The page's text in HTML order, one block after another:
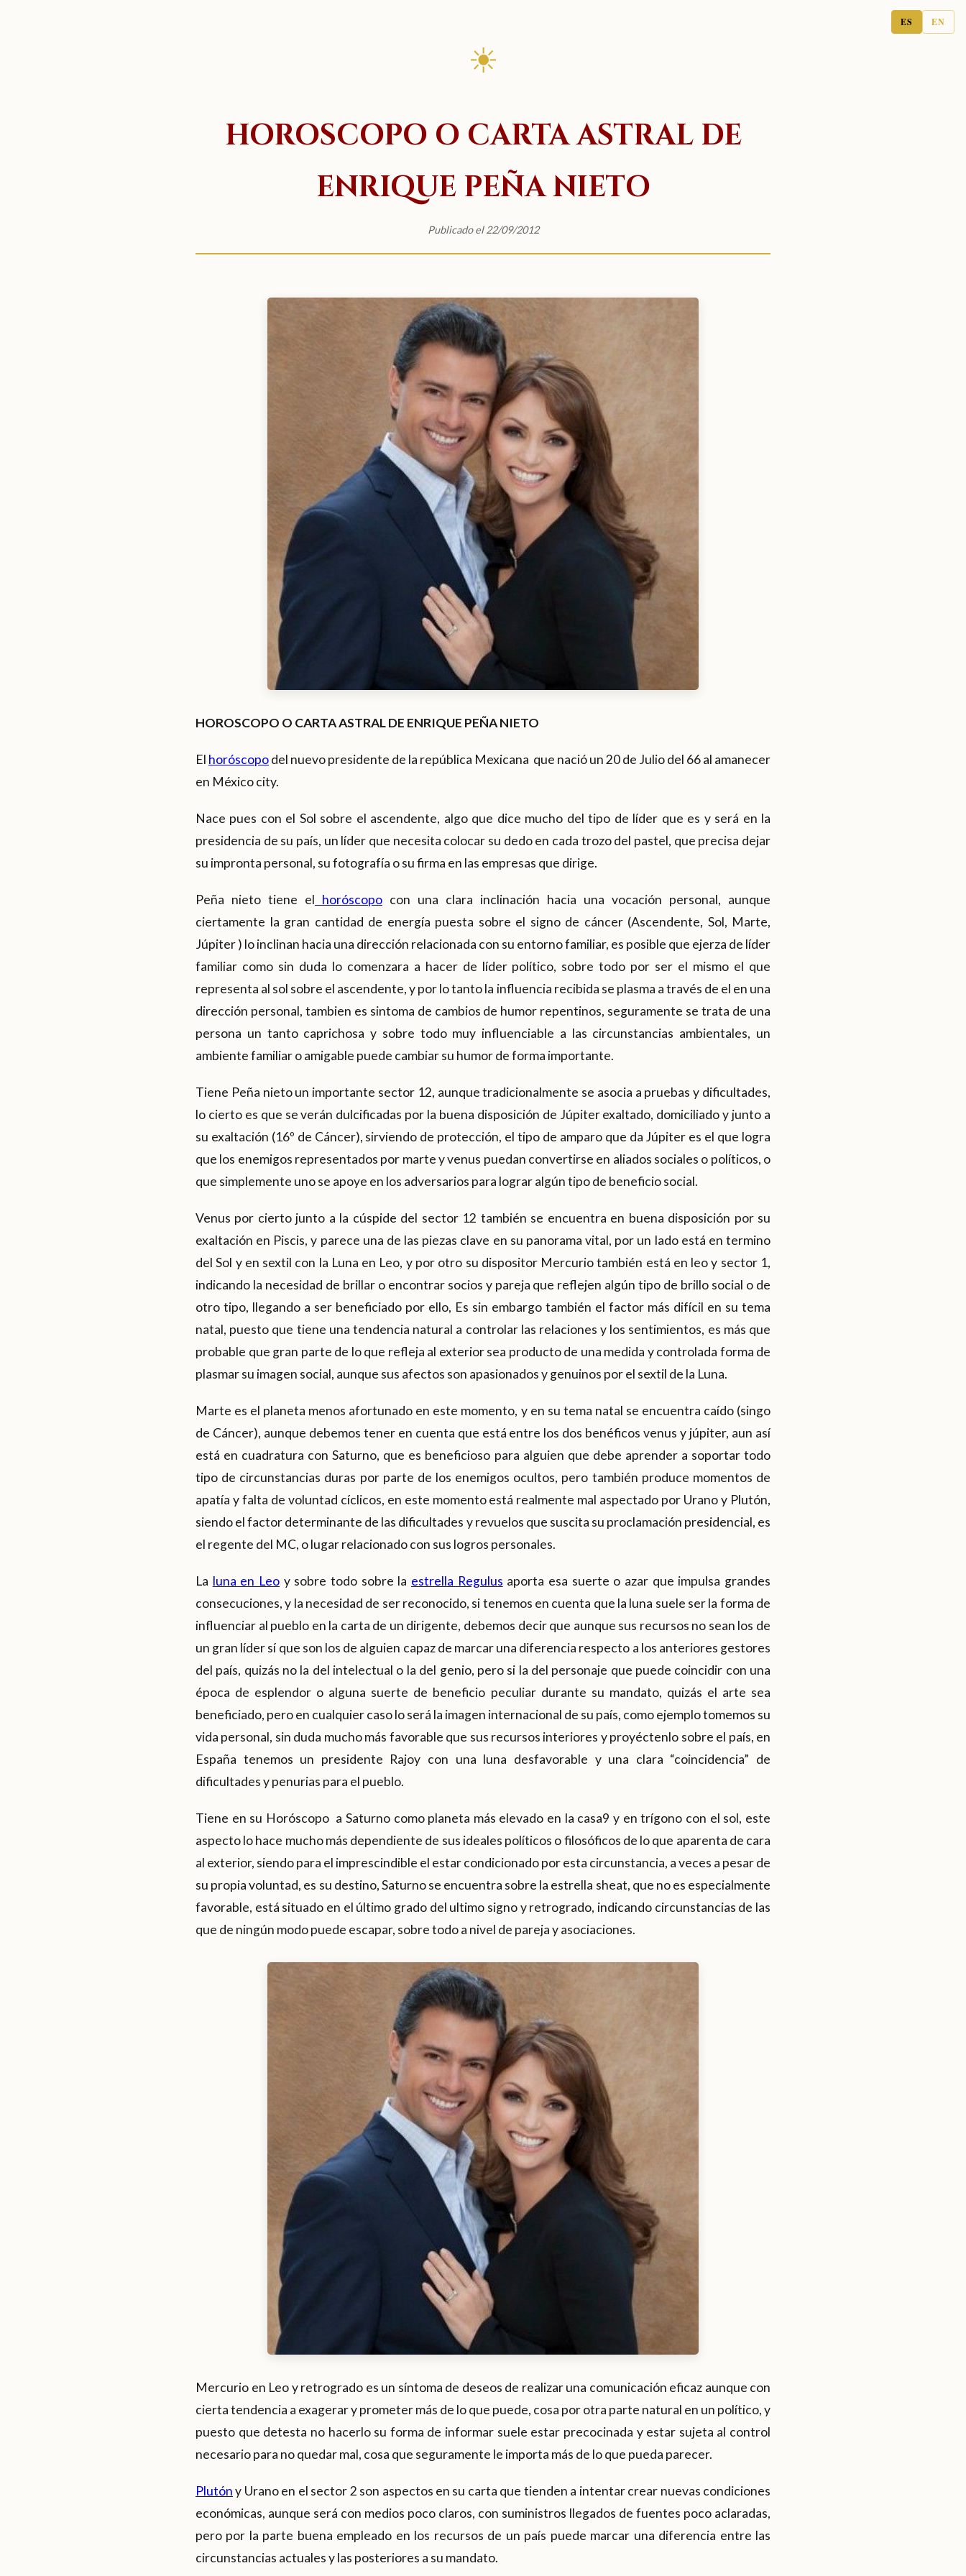
ES EN
☀
HOROSCOPO O CARTA ASTRAL DE
ENRIQUE PEÑA NIETO
Publicado el 22/09/2012
HOROSCOPO O CARTA ASTRAL DE ENRIQUE PEÑA NIETO
El horóscopodel nuevo presidente de la república Mexicana que nació un 20 de Julio del 66 al amanecer
en México city.
Nace pues con el Sol sobre el ascendente, algo que dice mucho del tipo de líder que es y será en la
presidencia de su país, un líder que necesita colocar su dedo en cada trozo del pastel, que precisa dejar
su impronta personal, su fotografía o su firma en las empresas que dirige.
Peña nieto tiene el horóscopo con una clara inclinación hacia una vocación personal, aunque
ciertamente la gran cantidad de energía puesta sobre el signo de cáncer (Ascendente, Sol, Marte,
Júpiter ) lo inclinan hacia una dirección relacionada con su entorno familiar, es posible que ejerza de líder
familiar como sin duda lo comenzara a hacer de líder político, sobre todo por ser el mismo el que
representa al sol sobre el ascendente, y por lo tanto la influencia recibida se plasma a través de el en una
dirección personal, tambien es sintoma de cambios de humor repentinos, seguramente se trata de una
persona un tanto caprichosa y sobre todo muy influenciable a las circunstancias ambientales, un
ambiente familiar o amigable puede cambiar su humor de forma importante.
Tiene Peña nieto un importante sector 12, aunque tradicionalmente se asocia a pruebas y dificultades,
lo cierto es que se verán dulcificadas por la buena disposición de Júpiter exaltado, domiciliado y junto a
su exaltación (16º de Cáncer), sirviendo de protección, el tipo de amparo que da Júpiter es el que logra
que los enemigos representados por marte y venus puedan convertirse en aliados sociales o políticos, o
que simplemente uno se apoye en los adversarios para lograr algún tipo de beneficio social.
Venus por cierto junto a la cúspide del sector 12 también se encuentra en buena disposición por su
exaltación en Piscis, y parece una de las piezas clave en su panorama vital, por un lado está en termino
del Sol y en sextil con la Luna en Leo, y por otro su dispositor Mercurio también está en leo y sector 1,
indicando la necesidad de brillar o encontrar socios y pareja que reflejen algún tipo de brillo social o de
otro tipo, llegando a ser beneficiado por ello, Es sin embargo también el factor más difícil en su tema
natal, puesto que tiene una tendencia natural a controlar las relaciones y los sentimientos, es más que
probable que gran parte de lo que refleja al exterior sea producto de una medida y controlada forma de
plasmar su imagen social, aunque sus afectos son apasionados y genuinos por el sextil de la Luna.
Marte es el planeta menos afortunado en este momento, y en su tema natal se encuentra caído (singo
de Cáncer), aunque debemos tener en cuenta que está entre los dos benéficos venus y júpiter, aun así
está en cuadratura con Saturno, que es beneficioso para alguien que debe aprender a soportar todo
tipo de circunstancias duras por parte de los enemigos ocultos, pero también produce momentos de
apatía y falta de voluntad cíclicos, en este momento está realmente mal aspectado por Urano y Plutón,
siendo el factor determinante de las dificultades y revuelos que suscita su proclamación presidencial, es
el regente del MC, o lugar relacionado con sus logros personales.
La luna en Leo y sobre todo sobre la estrella Regulus aporta esa suerte o azar que impulsa grandes
consecuciones, y la necesidad de ser reconocido, si tenemos en cuenta que la luna suele ser la forma de
influenciar al pueblo en la carta de un dirigente, debemos decir que aunque sus recursos no sean los de
un gran líder sí que son los de alguien capaz de marcar una diferencia respecto a los anteriores gestores
del país, quizás no la del intelectual o la del genio, pero si la del personaje que puede coincidir con una
época de esplendor o alguna suerte de beneficio peculiar durante su mandato, quizás el arte sea
beneficiado, pero en cualquier caso lo será la imagen internacional de su país, como ejemplo tomemos su
vida personal, sin duda mucho más favorable que sus recursos interiores y proyéctenlo sobre el país, en
España tenemos un presidente Rajoy con una luna desfavorable y una clara “coincidencia” de
dificultades y penurias para el pueblo.
Tiene en su Horóscopo a Saturno como planeta más elevado en la casa9 y en trígono con el sol, este
aspecto lo hace mucho más dependiente de sus ideales políticos o filosóficos de lo que aparenta de cara
al exterior, siendo para el imprescindible el estar condicionado por esta circunstancia, a veces a pesar de
su propia voluntad, es su destino, Saturno se encuentra sobre la estrella sheat, que no es especialmente
favorable, está situado en el último grado del ultimo signo y retrogrado, indicando circunstancias de las
que de ningún modo puede escapar, sobre todo a nivel de pareja y asociaciones.
Mercurio en Leo y retrogrado es un síntoma de deseos de realizar una comunicación eficaz aunque con
cierta tendencia a exagerar y prometer más de lo que puede, cosa por otra parte natural en un político, y
puesto que detesta no hacerlo su forma de informar suele estar precocinada y estar sujeta al control
necesario para no quedar mal, cosa que seguramente le importa más de lo que pueda parecer.
Plutóny Urano en el sector 2 son aspectos en su carta que tienden a intentar crear nuevas condiciones
económicas, aunque será con medios poco claros, con suministros llegados de fuentes poco aclaradas,
pero por la parte buena empleado en los recursos de un país puede marcar una diferencia entre las
circunstancias actuales y las posteriores a su mandato.